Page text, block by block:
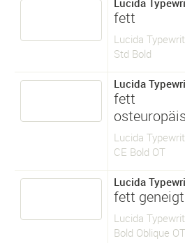
Lucida
fett
Lucida
Std Bold
Lucida
fett
Lucida
CE Bold OT
Lucida
fett geneigt
Lucida
Bold Oblique OT